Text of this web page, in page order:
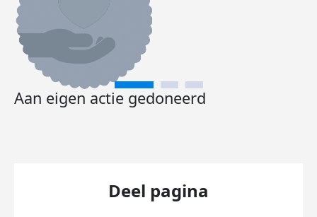
Aan eigen actie gedoneerd
Deel pagina